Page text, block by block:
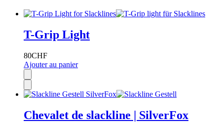
T-Grip Light
80CHF
Ajouter au panier
Chevalet de slackline | SilverFox